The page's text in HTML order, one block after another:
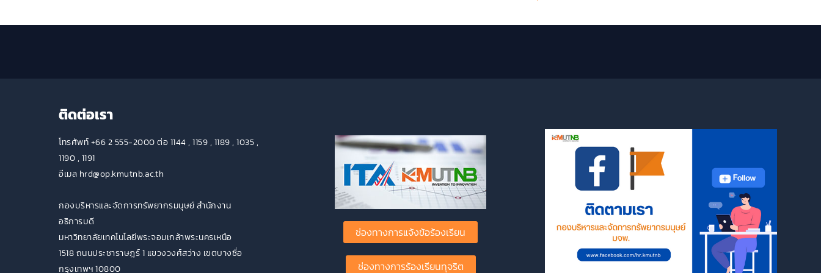
ติดต่อเรา
โทรศัพท์ +66 2 555-2000 ต่อ 1144 , 1159 , 1189 , 1035 ,
1190 , 1191
อีเมล hrd@op.kmutnb.ac.th
กองบริหารและจัดการทรัพยากรมนุษย์ สำนักงาน
อธิการบดี
มหาวิทยาลัยเทคโนโลยีพระจอมเกล้าพระนครเหนือ
1518 ถนนประชาราษฎร์ 1 แขวงวงศ์สว่าง เขตบางซื่อ
กรุงเทพฯ 10800
ช่องทางการแจ้งข้อร้องเรียน
ช่องทางการร้องเรียนทุจริต